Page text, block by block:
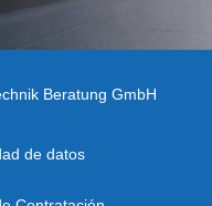
Beratung GmbH
de datos